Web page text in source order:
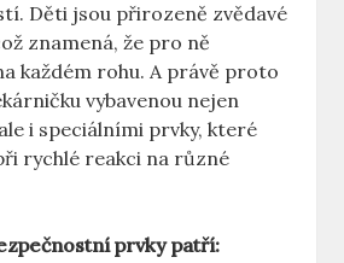
Děti jsou přirozeně zvědavé
znamená, že pro ně
každém rohu. A právě proto
vybavenou nejen
i speciálními prvky, které
rychlé reakci na různé
prvky patří: